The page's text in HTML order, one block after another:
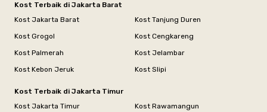
Kost Terbaik di Jakarta Barat
Kost Jakarta Barat
Kost Tanjung Duren
Kost Grogol
Kost Cengkareng
Kost Palmerah
Kost Jelambar
Kost Kebon Jeruk
Kost Slipi
Kost Terbaik di Jakarta Timur
Kost Jakarta Timur
Kost Rawamangun